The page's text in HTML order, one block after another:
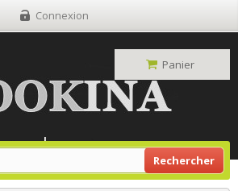
Connexion
Rechercher
Panier
Gaz Retour À L'accueil